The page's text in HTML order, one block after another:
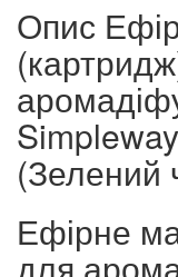
Опис
(Зелений
Ефірне